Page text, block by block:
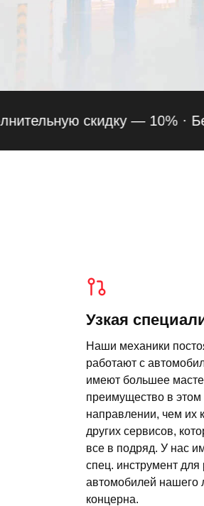
скидку — 10% ·
Узкая
Наши механики
работают с
имеют большее
преимущество в этом
направлении, чем их
других сервисов,
все в подряд. У нас
спец. инструмент для
автомобилей нашего
концерна.